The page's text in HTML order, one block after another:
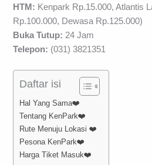
HTM: Kenpark Rp.15.000, Atlantis
Rp.100.000, Dewasa Rp.125.000)
Buka Tutup: 24 Jam
Telepon: (031) 3821351
Daftar isi
Hal Yang Sama❤️
Tentang KenPark❤️
Rute Menuju Lokasi ❤️
Pesona KenPark❤️
Harga Tiket Masuk❤️